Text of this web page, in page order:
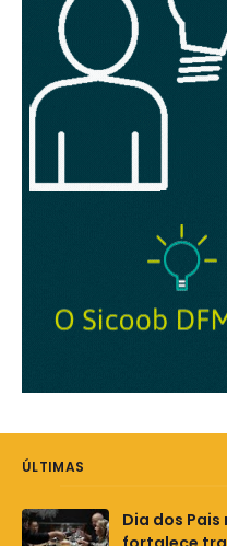
ÚLTIMAS
Dia dos